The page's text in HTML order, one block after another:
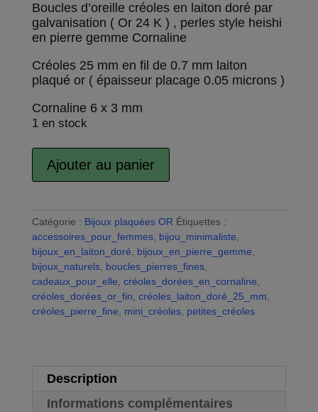
Boucles d’oreille créoles en laiton doré par
galvanisation ( Or 24 K ) , perles style heishi
en pierre gemme Cornaline
Créoles 25 mm en fil de 0.7 mm laiton
plaqué or ( épaisseur placage 0.05 microns )
Cornaline 6 x 3 mm
1 en stock
Créoles
laiton
doré
à
l'Or
fin
24
K
Ajouter au panier
A
e
r
n
a
t
i
v
Catégorie : Bijoux plaquées OR Étiquettes :
accessoires_pour_femmes, bijou_minimaliste,
bijoux_en_laiton_doré, bijoux_en_pierre_gemme,
bijoux_naturels, boucles_pierres_fines,
cadeaux_pour_elle, créoles_dorées_en_cornaline,
créoles_dorées_or_fin, créoles_laiton_doré_25_mm,
créoles_pierre_fine, mini_créoles, petites_créoles
Description
Informations complémentaires